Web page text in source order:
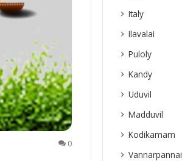
0
Italy
Ilavalai
Puloly
Kandy
Uduvil
Madduvil
Kodikamam
Vannarpannai